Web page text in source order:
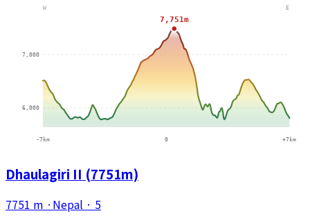
Dhaulagiri II (7751m)
7751 m · Nepal · 5